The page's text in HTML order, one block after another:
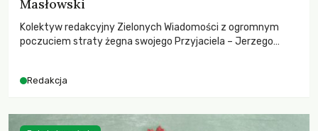
Masłowski
Kolektyw redakcyjny Zielonych Wiadomości z ogromnym
poczuciem straty żegna swojego Przyjaciela – Jerzego
Redakcja